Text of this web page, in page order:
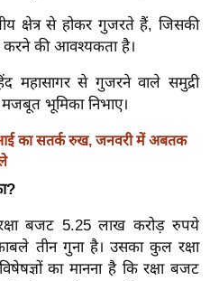
क्षेत्र से होकर गुजरते हैं, जिसकी
करने की आवश्यकता है।
महासागर से गुजरने वाले समुद्री
मजबूत भूमिका निभाए।
का सतर्क रुख, जनवरी में अबतक
बजट 5.25 लाख करोड़ रुपये
तीन गुना है। उसका कुल रक्षा
का मानना है कि रक्षा बजट